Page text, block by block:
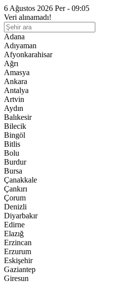
6 Ağustos 2026 Per - 09:05
Veri alınamadı!
Adana
Adıyaman
Afyonkarahisar
Ağrı
Amasya
Ankara
Antalya
Artvin
Aydın
Balıkesir
Bilecik
Bingöl
Bitlis
Bolu
Burdur
Bursa
Çanakkale
Çankırı
Çorum
Denizli
Diyarbakır
Edirne
Elazığ
Erzincan
Erzurum
Eskişehir
Gaziantep
Giresun